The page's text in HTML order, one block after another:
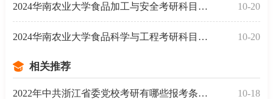
2024华南农业大学食品加工与安全考研科目一览！ 10-20
2024华南农业大学食品科学与工程考研科目有哪些？ 10-20
相关推荐
2022年中共浙江省委党校考研有哪些报考条件？ 10-18